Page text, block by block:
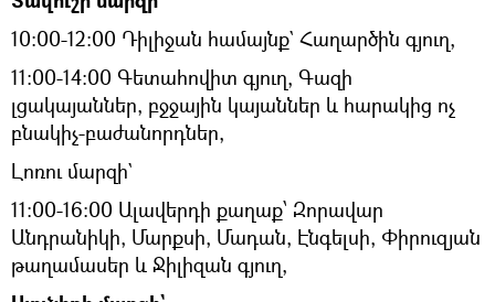
10:00-12:00 Դիլիջան համայնք` Հաղարծին գյուղ,
11:00-14:00 Գետահովիտ գյուղ, Գազի
լցակայաններ, բջջային կայաններ և հարակից ոչ
բնակիչ-բաժանորդներ,
Լոռու մարզի`
11:00-16:00 Ալավերդի քաղաք՝ Զորավար
Անդրանիկի, Մարքսի, Մադան, Էնգելսի, Փիրուզյան
թաղամասեր և Ջիլիզան գյուղ,